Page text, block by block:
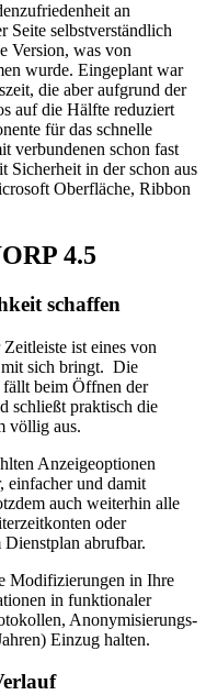
an
Seite selbstverständlich
Version, was von
wurde. Eingeplant war
die aber aufgrund der
auf die Hälfte reduziert
für das schnelle
verbundenen schon fast
Sicherheit in der schon aus
Oberfläche, Ribbon
4.5
schaffen
ist eines von
mit sich bringt. Die
fällt beim Öffnen der
schließt praktisch die
völlig aus.
Anzeigeoptionen
einfacher und damit
auch weiterhin alle
oder
abrufbar.
Modifizierungen in Ihre
in funktionaler
Anonymisierungs-
Einzug halten.